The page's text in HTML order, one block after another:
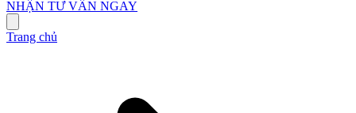
NHẬN TƯ VẤN NGAY
Trang chủ